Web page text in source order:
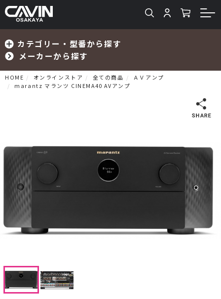
カテゴリー・型番から探す
メーカーから探す
検索
プリメインアンプ
プリアンプ
パワーアンプ
CDプレーヤー・レシーバー
レコードプレーヤー
HOME オンラインストア 全ての商品
ＡＶアンプ
marantz マランツ CINEMA40 AVアンプ